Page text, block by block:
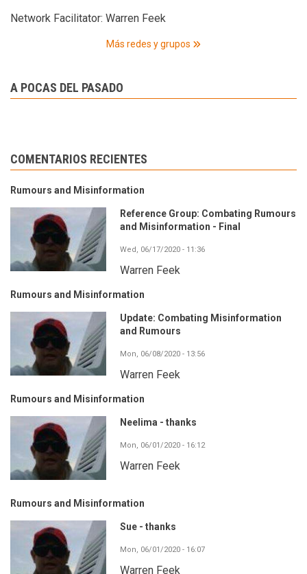
Network Facilitator: Warren Feek
Más redes y grupos
A POCAS DEL PASADO
COMENTARIOS RECIENTES
Rumours and Misinformation
Reference Group: Combating Rumours
and Misinformation - Final
Wed, 06/17/2020 - 11:36
Warren Feek
Rumours and Misinformation
Update: Combating Misinformation
and Rumours
Mon, 06/08/2020 - 13:56
Warren Feek
Rumours and Misinformation
Neelima - thanks
Mon, 06/01/2020 - 16:12
Warren Feek
Rumours and Misinformation
Sue - thanks
Mon, 06/01/2020 - 16:07
Warren Feek